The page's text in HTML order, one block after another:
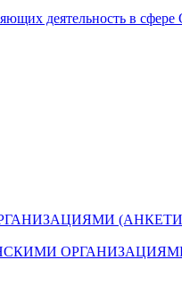
деятельность в